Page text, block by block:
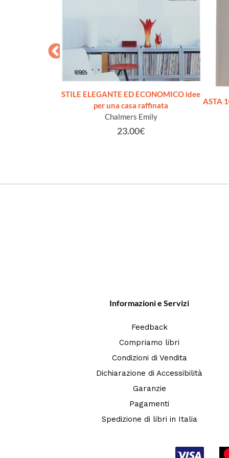
STILE ELEGANTE ED ECONOMICO idee
per una casa raffinata
Chalmers Emily
23.00€
ASTA
Informazioni e Servizi
Feedback
Compriamo libri
Condizioni di Vendita
Dichiarazione di Accessibilità
Garanzie
Pagamenti
Spedizione di libri in Italia